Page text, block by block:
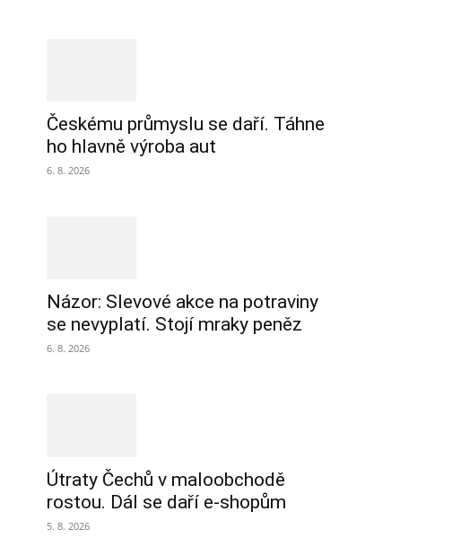
Českému průmyslu se daří. Táhne
ho hlavně výroba aut
6. 8. 2026
Názor: Slevové akce na potraviny
se nevyplatí. Stojí mraky peněz
6. 8. 2026
Útraty Čechů v maloobchodě
rostou. Dál se daří e-shopům
5. 8. 2026